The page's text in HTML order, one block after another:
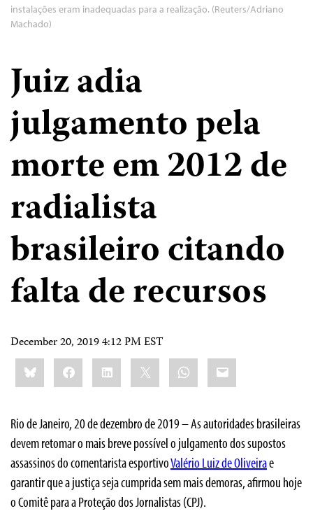
instalações eram inadequadas para a realização. (Reuters/Adriano
Machado)
Juiz adia
julgamento pela
morte em 2012 de
radialista
brasileiro citando
falta de recursos
December 20, 2019 4:12 PM EST
Share
this:BlueskyFacebookLinkedIn WhatsApp
Email
Rio de Janeiro, 20 de dezembro de 2019 – As autoridades brasileiras
devem retomar o mais breve possível o julgamento dos supostos
assassinos do comentarista esportivoValério Luiz de Oliveirae
garantir que a justiça seja cumprida sem mais demoras, afirmou hoje
o Comitê para a Proteção dos Jornalistas (CPJ).